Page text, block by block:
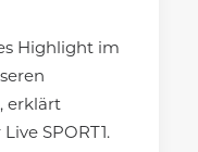
Highlight im
erklärt
SPORT1.